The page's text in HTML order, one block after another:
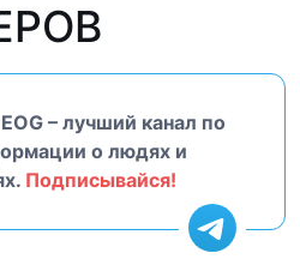
– лучший канал по
о людях и
Подписывайся!